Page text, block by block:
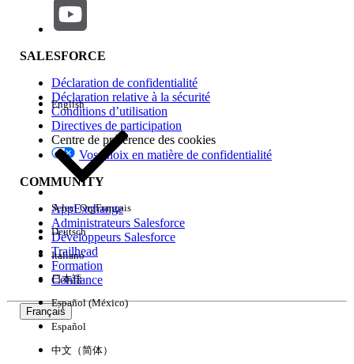
Impact des fonctionnalités
Edition
Expérience
SALESFORCE
Déclaration de confidentialité
Déclaration relative à la sécurité
Conditions d’utilisation
Directives de participation
Centre de préférence des cookies
Vos choix en matière de confidentialité
COMMUNITY
AppExchange
Administrateurs Salesforce
Développeurs Salesforce
Trailhead
Formation
Confiance
Français
English
Select OrgFrançais
Deutsch
Italiano
日本語
Español (México)
Español
中文（简体）